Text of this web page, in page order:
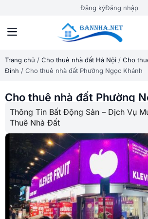
Đăng kýĐăng nhập
Trang chủ / Cho thuê nhà đất Hà Nội / Cho
Đình / Cho thuê nhà đất Phường Ngọc Khánh
Cho thuê nhà đất Phường
Thông Tin Bất Động Sản – Dịch Vụ
Thuê Nhà Đất